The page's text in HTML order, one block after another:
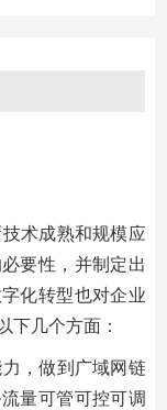
术成熟和规模应
要性，并制定出
化转型也对企业
下几个方面：
，做到广域网链
量可管可控可调